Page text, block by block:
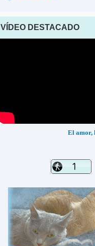
VÍDEO DESTACADO
El amor,